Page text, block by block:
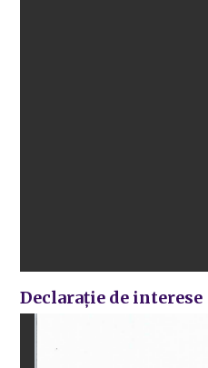
Declarație de interese